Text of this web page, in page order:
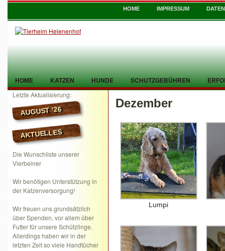
HOME IMPRESSUM
HOME KATZEN HUNDE SCHUTZGEBÜHREN
TIER GEFUNDEN KONTAKT
Letzte Aktualisierung:
AUGUST ’26
AKTUELLES
Die Wunschliste unserer
Vierbeiner
Wir benötigen Unterstützung in
der Katzenversorgung!
Wir freuen uns grundsätzlich
über Spenden, vor allem über
Futter für unsere Schützlinge.
Allerdings haben wir in der
letzten Zeit so viele Handtücher
Dezember
Lumpi